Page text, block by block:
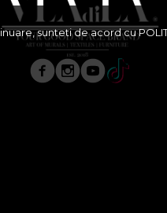
sunteti de acord cu